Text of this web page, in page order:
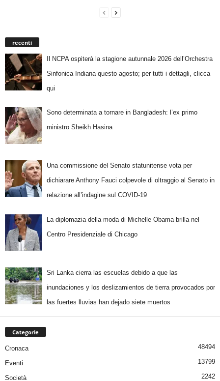
recenti
Il NCPA ospiterà la stagione autunnale 2026 dell’Orchestra
Sinfonica Indiana questo agosto; per tutti i dettagli, clicca
qui
Sono determinata a tornare in Bangladesh: l’ex primo
ministro Sheikh Hasina
Una commissione del Senato statunitense vota per
dichiarare Anthony Fauci colpevole di oltraggio al Senato in
relazione all’indagine sul COVID-19
La diplomazia della moda di Michelle Obama brilla nel
Centro Presidenziale di Chicago
Sri Lanka cierra las escuelas debido a que las
inundaciones y los deslizamientos de tierra provocados por
las fuertes lluvias han dejado siete muertos
Categorie
Cronaca 48494
Eventi 13799
Società 2242